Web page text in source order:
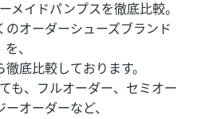
メイドパンプスを徹底比較。
オーダーシューズブランド
を、
底比較しております。
も、フルオーダー、セミオー
オーダーなど、